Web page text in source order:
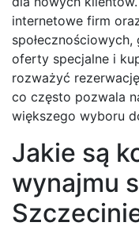
internetowe firm
oferty specjalne i
rozważyć
co często pozwala
większego wyboru
Jakie są
wynajmu